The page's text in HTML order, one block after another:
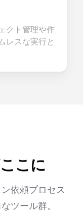
クト管理や作
レスな実行と
こに
依頼プロセス
ツール群。